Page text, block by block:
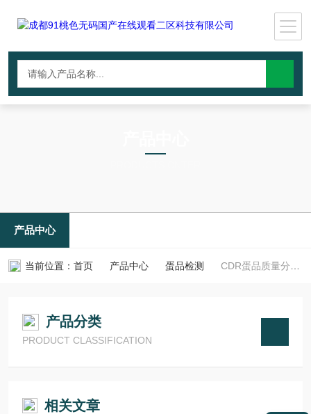
产品中心
当前位置： 首页 产品中心 蛋品检测 CDR蛋品质量分析系统
产品分类
PRODUCT CLASSIFICATION
相关文章